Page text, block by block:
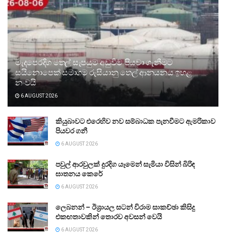
මැදපෙරදිග තෙල් සැපයුම අඩුවීම පියවා ගැනීමට
සයිනොපෙක් සමාගම රුසියානු තෙල් ආනයනය ඉහළ
නංවයි
6 AUGUST 2026
කියුබාවට එරෙහිව නව සම්බාධක පැනවීමට ඇමරිකාව
පියවර ගනී
6 AUGUST 2026
පවුල් ආරවුලක් දුරදිග යෑමෙන් සැමියා විසින් බිරිඳ
ඝාතනය කෙරේ
6 AUGUST 2026
ලෙබනන් – ඊශ්‍රායල සටන් විරාම සාකච්ඡා කිසිදු
එකඟතාවකින් තොරව අවසන් වෙයි
6 AUGUST 2026